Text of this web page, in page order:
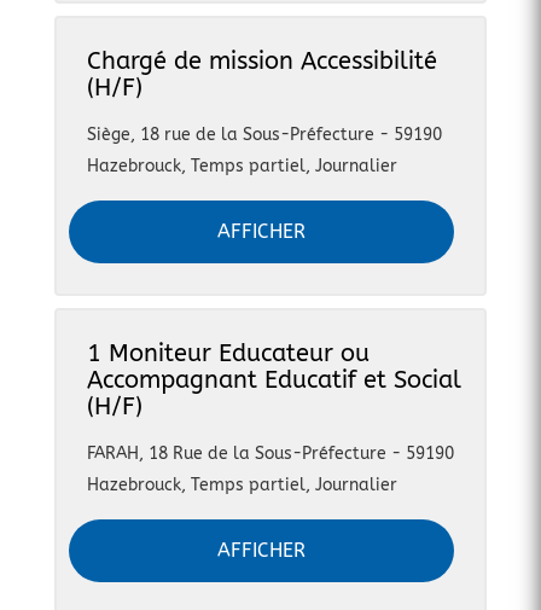
Chargé de mission Accessibilité
(H/F)
Siège, 18 rue de la Sous-Préfecture - 59190
Hazebrouck, Temps partiel, Journalier
AFFICHER
1 Moniteur Educateur ou
Accompagnant Educatif et Social
(H/F)
FARAH, 18 Rue de la Sous-Préfecture - 59190
Hazebrouck, Temps partiel, Journalier
AFFICHER